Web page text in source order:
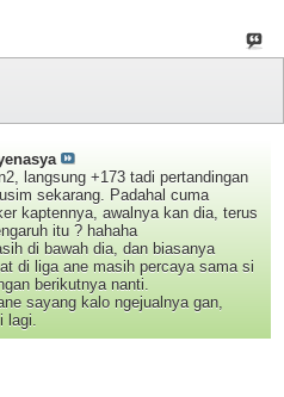
langsung +173 tadi pertandingan
sekarang. Padahal cuma
kaptennya, awalnya kan dia, terus
itu ? hahaha
di bawah dia, dan biasanya
di liga ane masih percaya sama si
berikutnya nanti.
sayang kalo ngejualnya gan,
lagi.